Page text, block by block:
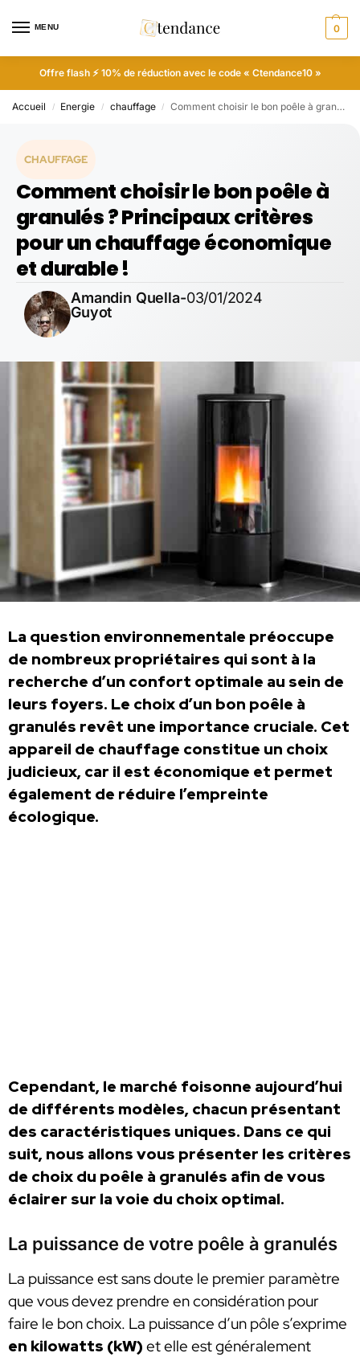
MENU 0
Offre flash ⚡ 10% de réduction avec le code « Ctendance10 »
Accueil / Energie / chauffage / Comment choisir le bon poêle à granulés ? Principaux critères pour un chauffage économique et durable !
CHAUFFAGE
Comment choisir le bon poêle à
granulés ? Principaux critères
pour un chauffage économique
et durable !
Amandin Quella-
Guyot
03/01/2024
La question environnementale préoccupe
de nombreux propriétaires qui sont à la
recherche d’un confort optimale au sein de
leurs foyers. Le choix d’un bon poêle à
granulés revêt une importance cruciale. Cet
appareil de chauffage constitue un choix
judicieux, car il est économique et permet
également de réduire l’empreinte
écologique.
Cependant, le marché foisonne aujourd’hui
de différents modèles, chacun présentant
des caractéristiques uniques. Dans ce qui
suit, nous allons vous présenter les critères
de choix du poêle à granulés afin de vous
éclairer sur la voie du choix optimal.
La puissance de votre poêle à granulés
La puissance est sans doute le premier paramètre
que vous devez prendre en considération pour
faire le bon choix. La puissance d’un pôle s’exprime
en kilowatts (kW) et elle est généralement